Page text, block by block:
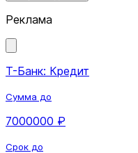
Реклама
Т-Банк: Кредит
Сумма до
7000000 ₽
Срок до